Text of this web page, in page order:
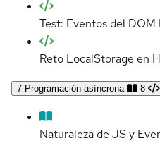
Test: Eventos del DOM
Reto LocalStorage en
7 Programación asíncrona 8
Naturaleza de JS y